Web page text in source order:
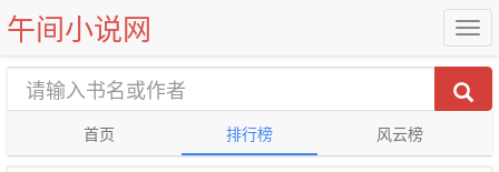
午间小说网
首页 排行榜 风云榜